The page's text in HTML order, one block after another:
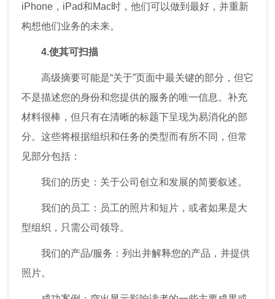
iPhone，iPad和Mac时，他们可以做到最好，并重新
构想他们业务的未来。
4.使其可扫描
高级摘要可能是“关于”页面中最关键的部分，但它
不是描述您的身份和您提供的服务的唯一信息。补充
材料很棒，但只有在清晰的标题下呈现为易消化的部
分。这些将根据组织和任务的类型而有所不同，但常
见部分包括：
我们的历史：关于公司创立和发展的简要叙述。
我们的员工：员工的照片和短片，或者如果是大
型组织，只需公司领导。
我们的产品/服务：列出并解释您的产品，并提供
照片。